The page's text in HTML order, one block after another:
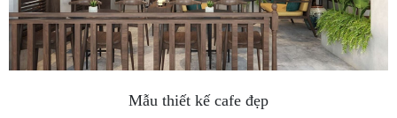
Mẫu thiết kế cafe đẹp